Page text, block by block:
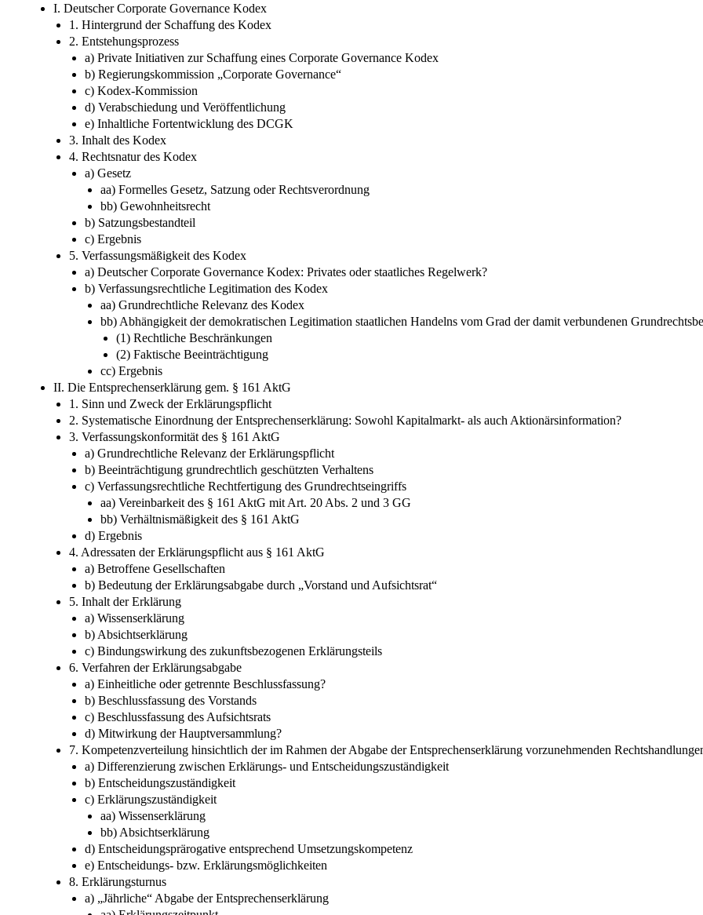
I. Deutscher Corporate Governance Kodex
1. Hintergrund der Schaffung des Kodex
2. Entstehungsprozess
a) Private Initiativen zur Schaffung eines Corporate Governance Kodex
b) Regierungskommission „Corporate Governance“
c) Kodex-Kommission
d) Verabschiedung und Veröffentlichung
e) Inhaltliche Fortentwicklung des DCGK
3. Inhalt des Kodex
4. Rechtsnatur des Kodex
a) Gesetz
aa) Formelles Gesetz, Satzung oder Rechtsverordnung
bb) Gewohnheitsrecht
b) Satzungsbestandteil
c) Ergebnis
5. Verfassungsmäßigkeit des Kodex
a) Deutscher Corporate Governance Kodex: Privates oder staatliches Regelwerk?
b) Verfassungsrechtliche Legitimation des Kodex
aa) Grundrechtliche Relevanz des Kodex
bb) Abhängigkeit der demokratischen Legitimation staatlichen Handelns vom Grad der damit verbundenen
(1) Rechtliche Beschränkungen
(2) Faktische Beeinträchtigung
cc) Ergebnis
II. Die Entsprechenserklärung gem. § 161 AktG
1. Sinn und Zweck der Erklärungspflicht
2. Systematische Einordnung der Entsprechenserklärung: Sowohl Kapitalmarkt- als auch Aktionärsinformation?
3. Verfassungskonformität des § 161 AktG
a) Grundrechtliche Relevanz der Erklärungspflicht
b) Beeinträchtigung grundrechtlich geschützten Verhaltens
c) Verfassungsrechtliche Rechtfertigung des Grundrechtseingriffs
aa) Vereinbarkeit des § 161 AktG mit Art. 20 Abs. 2 und 3 GG
bb) Verhältnismäßigkeit des § 161 AktG
d) Ergebnis
4. Adressaten der Erklärungspflicht aus § 161 AktG
a) Betroffene Gesellschaften
b) Bedeutung der Erklärungsabgabe durch „Vorstand und Aufsichtsrat“
5. Inhalt der Erklärung
a) Wissenserklärung
b) Absichtserklärung
c) Bindungswirkung des zukunftsbezogenen Erklärungsteils
6. Verfahren der Erklärungsabgabe
a) Einheitliche oder getrennte Beschlussfassung?
b) Beschlussfassung des Vorstands
c) Beschlussfassung des Aufsichtsrats
d) Mitwirkung der Hauptversammlung?
7. Kompetenzverteilung hinsichtlich der im Rahmen der Abgabe der Entsprechenserklärung vorzunehmenden
a) Differenzierung zwischen Erklärungs- und Entscheidungszuständigkeit
b) Entscheidungszuständigkeit
c) Erklärungszuständigkeit
aa) Wissenserklärung
bb) Absichtserklärung
d) Entscheidungsprärogative entsprechend Umsetzungskompetenz
e) Entscheidungs- bzw. Erklärungsmöglichkeiten
8. Erklärungsturnus
a) „Jährliche“ Abgabe der Entsprechenserklärung